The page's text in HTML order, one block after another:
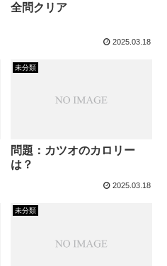
全問クリア
2025.03.18
未分類
問題：カツオのカロリー
は？
2025.03.18
未分類